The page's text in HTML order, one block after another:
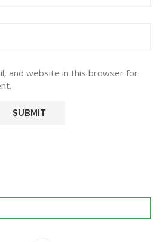
and website in this browser for